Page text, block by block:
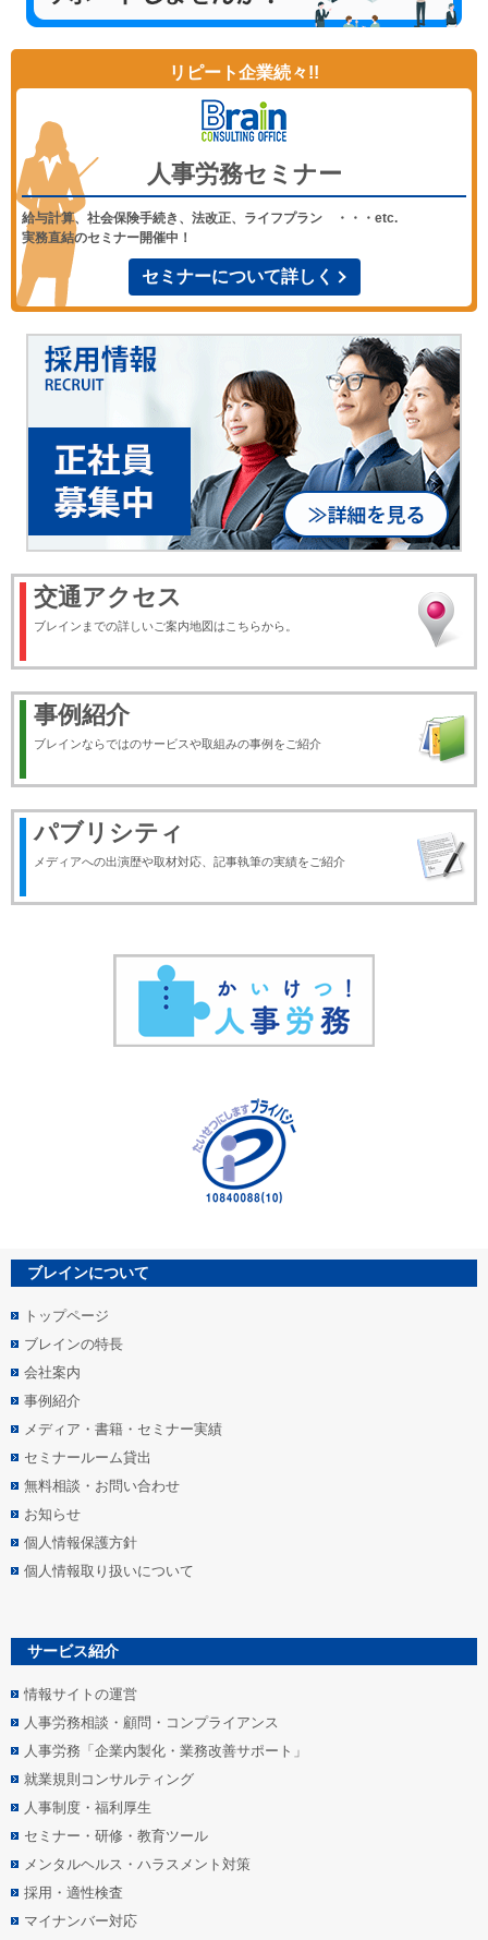
リピート企業続々!!
人事労務セミナー
給与計算、社会保険手続き、法改正、ライフプラン ・・・etc.
実務直結のセミナー開催中！
セミナーについて詳しく
交通アクセス
ブレインまでの詳しいご案内地図はこちらから。
事例紹介
ブレインならではのサービスや取組みの事例をご紹介
パブリシティ
メディアへの出演歴や取材対応、記事執筆の実績をご紹介
ブレインについて
トップページ
ブレインの特長
会社案内
事例紹介
メディア・書籍・セミナー実績
セミナールーム貸出
無料相談・お問い合わせ
お知らせ
個人情報保護方針
個人情報取り扱いについて
サービス紹介
情報サイトの運営
人事労務相談・顧問・コンプライアンス
人事労務「企業内製化・業務改善サポート」
就業規則コンサルティング
人事制度・福利厚生
セミナー・研修・教育ツール
メンタルヘルス・ハラスメント対策
採用・適性検査
マイナンバー対応